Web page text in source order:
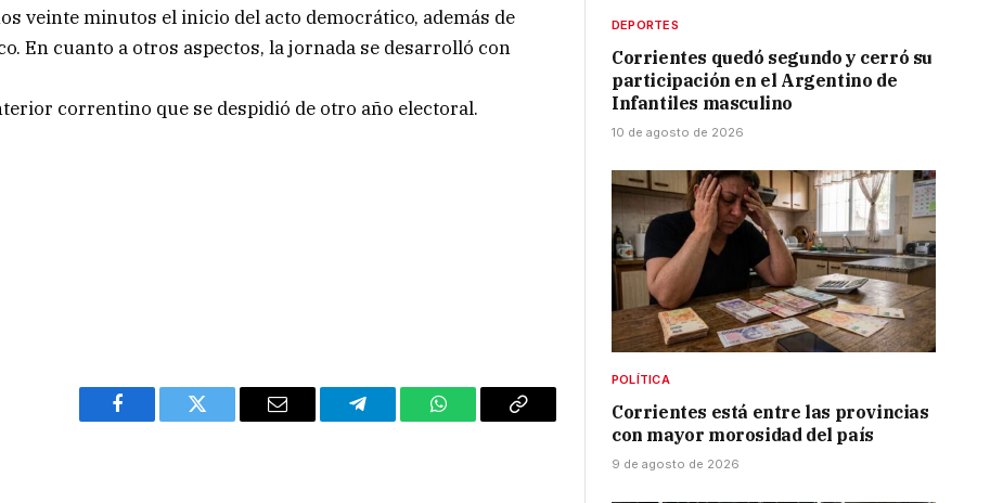
veinte minutos el inicio del acto democrático, además de
En cuanto a otros aspectos, la jornada se desarrolló con
correntino que se despidió de otro año electoral.
Facebook Twitter Email Telegram WhatsAppCopy
DEPORTES
Corrientes quedó segundo y cerró su
participación en el Argentino de
Infantiles masculino
10 de agosto de 2026
POLÍTICA
Corrientes está entre las provincias
con mayor morosidad del país
9 de agosto de 2026